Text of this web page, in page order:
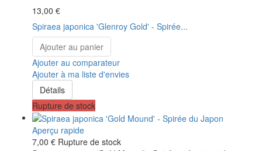
13,00 €
Spiraea japonica 'Glenroy Gold' - Spirée...
Ajouter au panier
Ajouter au comparateur
Ajouter à ma liste d'envies
Détails
Rupture de stock
Aperçu rapide
7,00 € Rupture de stock